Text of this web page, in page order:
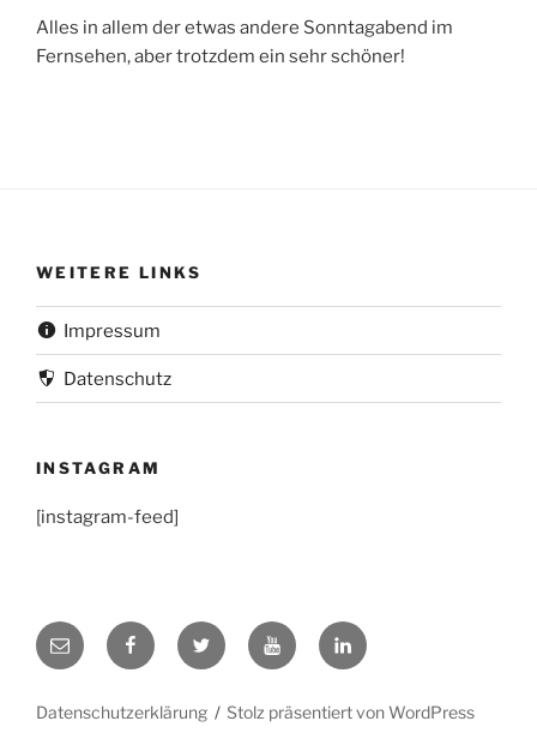
Alles in allem der etwas andere Sonntagabend im
Fernsehen, aber trotzdem ein sehr schöner!
WEITERE LINKS
Impressum
Datenschutz
INSTAGRAM
[instagram-feed]
Mail FacebookTwitter YouTube
LinkedIn
Datenschutzerklärung Stolz präsentiert von WordPress